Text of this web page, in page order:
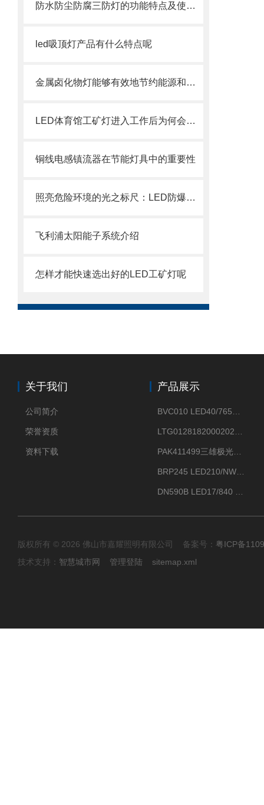
防水防尘防腐三防灯的功能特点及使用介绍！
led吸顶灯产品有什么特点呢
金属卤化物灯能够有效地节约能源和降低电力消耗
LED体育馆工矿灯进入工作后为何会发热？
铜线电感镇流器在节能灯具中的重要性
照亮危险环境的光之标尺：LED防爆灯光通量参数解析
飞利浦太阳能子系统介绍
怎样才能快速选出好的LED工矿灯呢
关于我们
公司简介
荣誉资质
资料下载
产品展示
版权所有 © 2026 佛山市嘉耀照明有限公司 备案号： 粤ICP备
技术支持： 智慧城市网 管理登陆 sitemap.xml